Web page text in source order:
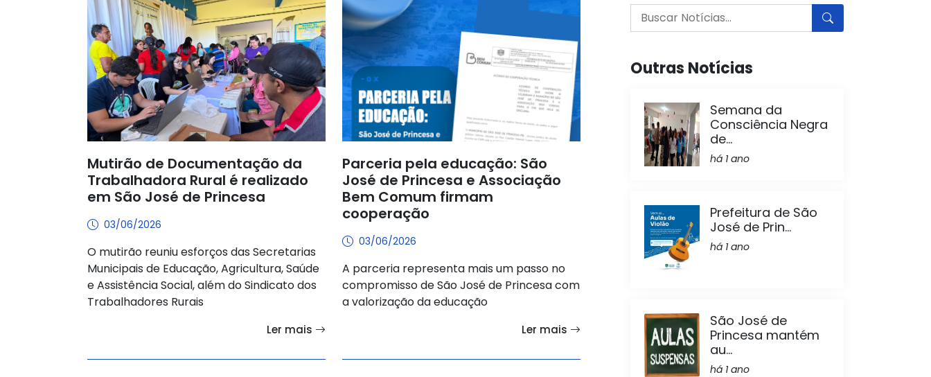
Mutirão de Documentação da
Trabalhadora Rural é realizado
em São José de Princesa
03/06/2026
O mutirão reuniu esforços das Secretarias
Municipais de Educação, Agricultura, Saúde
e Assistência Social, além do Sindicato dos
Trabalhadores Rurais
Ler mais
Parceria pela educação: São
José de Princesa e Associação
Bem Comum firmam
cooperação
03/06/2026
A parceria representa mais um passo no
compromisso de São José de Princesa com
a valorização da educação
Ler mais
Outras Notícias
Semana da
Consciência Negra
de...
há 1 ano
Prefeitura de São
José de Prin...
há 1 ano
São José de
Princesa mantém
au...
há 1 ano